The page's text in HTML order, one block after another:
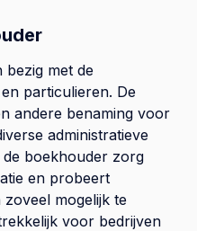
bezig met de
particulieren. De
andere benaming voor
administratieve
boekhouder zorg
en probeert
mogelijk te
voor bedrijven